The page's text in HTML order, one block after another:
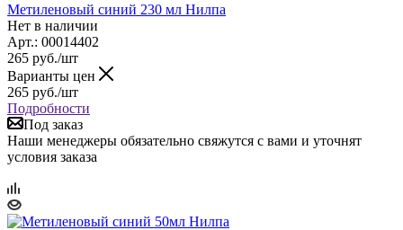
Метиленовый синий 230 мл Нилпа
Нет в наличии
Арт.: 00014402
265 руб./шт
Варианты цен
265 руб./шт
Подробности
Под заказ
Наши менеджеры обязательно свяжутся с вами и уточнят
условия заказа